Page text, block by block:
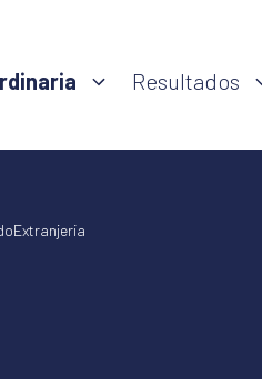
Resultados